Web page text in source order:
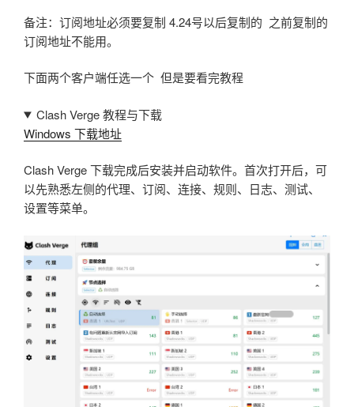
备注：订阅地址必须要复制 4.24号以后复制的 之前复制的
订阅地址不能用。
下面两个客户端任选一个 但是要看完教程
Clash Verge 教程与下载
Windows 下载地址
Clash Verge 下载完成后安装并启动软件。首次打开后，可
以先熟悉左侧的代理、订阅、连接、规则、日志、测试、
设置等菜单。